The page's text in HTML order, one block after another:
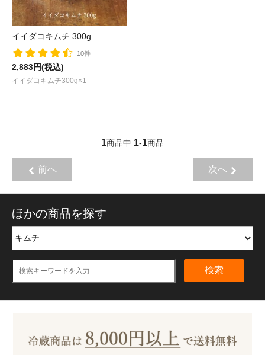
イイダコキムチ 300g
10件
2,883円(税込)
イイダコキムチ300g×1
1商品中 1-1商品
前へ 次へ
ほかの商品を探す
検索